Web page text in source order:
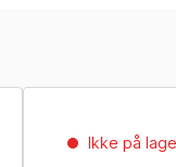
Ikke på